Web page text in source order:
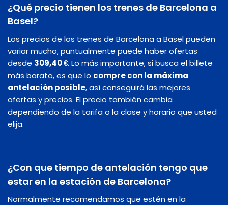
¿Qué precio tienen los trenes de Barcelona a
Basel?
Los precios de los trenes de Barcelona a Basel pueden
variar mucho, puntualmente puede haber ofertas
desde 309,40 €. Lo más importante, si busca el billete
más barato, es que lo compre con la máxima
antelación posible, así conseguirá las mejores
ofertas y precios. El precio también cambia
dependiendo de la tarifa o la clase y horario que usted
elija.
¿Con que tiempo de antelación tengo que
estar en la estación de Barcelona?
Normalmente recomendamos que estén en la